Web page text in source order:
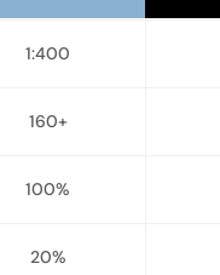
1:400
160+
100%
20%